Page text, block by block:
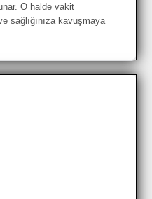
O halde vakit
sağlığınıza kavuşmaya